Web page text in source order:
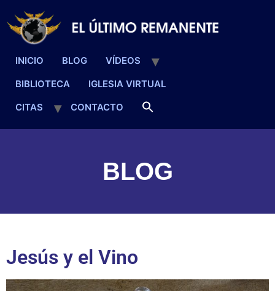
INICIO BLOG
VÍDEOS
BIBLIOTECA
IGLESIA VIRTUAL
CITAS
CONTACTO
BLOG
Jesús y el Vino